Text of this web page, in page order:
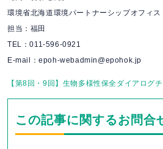
環境省北海道環境パートナーシップオフィス
担当：福田
TEL：011-596-0921
E-mail：epoh-webadmin@epohok.jp
【第8回・9回】生物多様性保全ダイアログ
この記事に関するお問合